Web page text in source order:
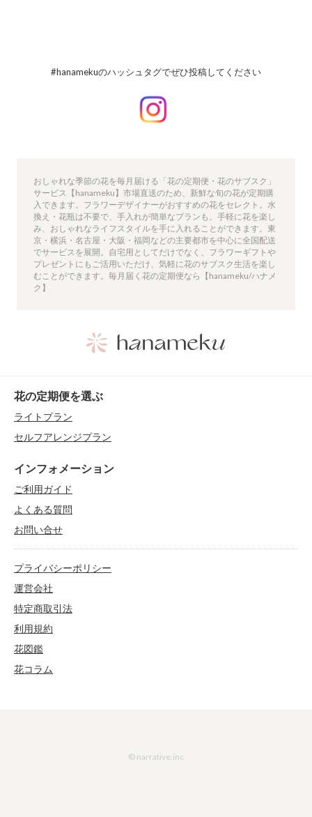
#hanamekuのハッシュタグでぜひ投稿してください
おしゃれな季節の花を毎月届ける「花の定期便・花のサブスク」
サービス【hanameku】市場直送のため、新鮮な旬の花が定期購
入できます。フラワーデザイナーがおすすめの花をセレクト。水
換え・花瓶は不要で、手入れが簡単なプランも。手軽に花を楽し
み、おしゃれなライフスタイルを手に入れることができます。東
京・横浜・名古屋・大阪・福岡などの主要都市を中心に全国配送
でサービスを展開。自宅用としてだけでなく、フラワーギフトや
プレゼントにもご活用いただけ、気軽に花のサブスク生活を楽し
むことができます。毎月届く花の定期便なら【hanameku/ハナメ
ク】
花の定期便を選ぶ
ライトプラン
セルフアレンジプラン
インフォメーション
ご利用ガイド
よくある質問
お問い合せ
プライバシーポリシー
運営会社
特定商取引法
利用規約
花図鑑
花コラム
© narrative.inc